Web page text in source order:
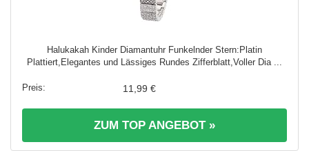
Halukakah Kinder Diamantuhr Funkelnder Stern:Platin
Plattiert,Elegantes und Lässiges Rundes Zifferblatt,Voller Dia ...
11,99 €
ZUM TOP ANGEBOT »